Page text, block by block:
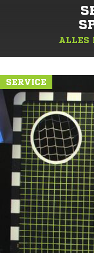
ALLES
SERVICE